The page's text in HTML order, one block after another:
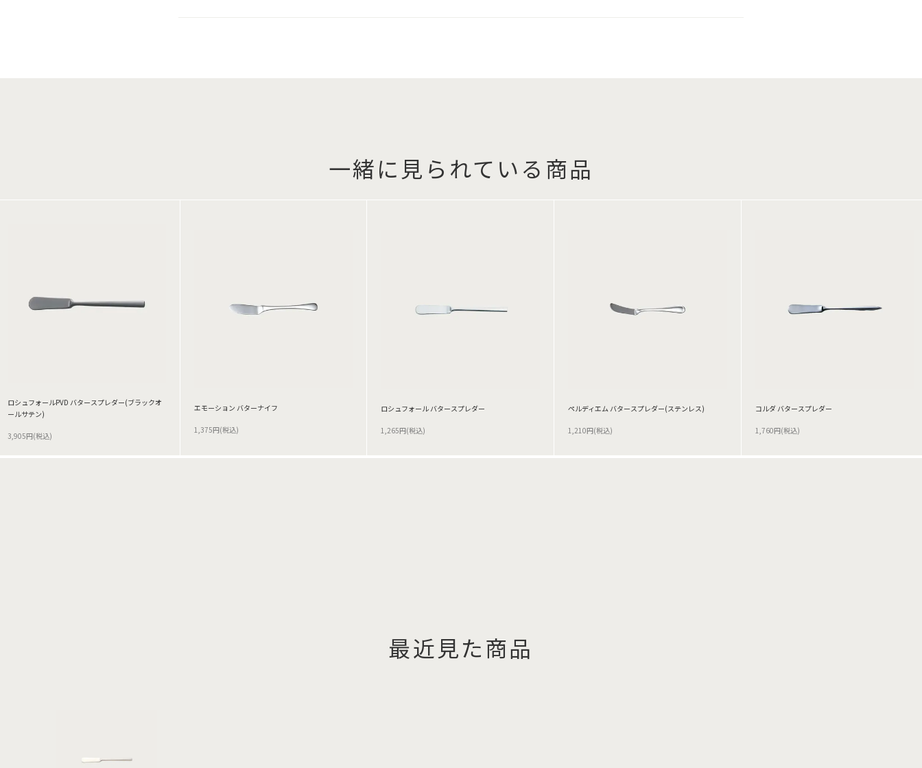
一緒に見られている商品
ロシュフォールPVD バタースプレダー(ブラックオ
ールサテン)
3,905円(税込)
エモーション バターナイフ
1,375円(税込)
ロシュフォール バタースプレダー
1,265円(税込)
ペルディエム バタースプレダー(ステンレス)
1,210円(税込)
コルダ バタースプレダー
1,760円(税込)
最近見た商品